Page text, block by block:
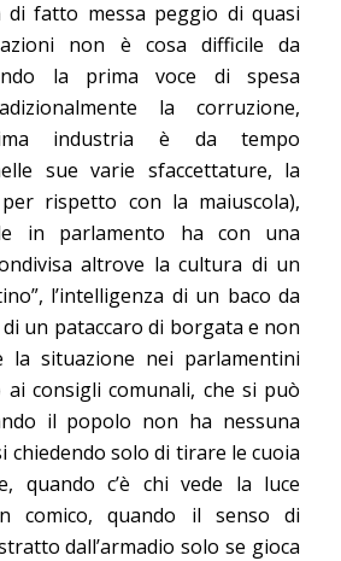
di fatto messa peggio di quasi
non è cosa difficile da
la prima voce di spesa
la corruzione,
industria è da tempo
sue varie sfaccettature, la
rispetto con la maiuscola),
in parlamento ha con una
altrove la cultura di un
l’intelligenza di un baco da
un pataccaro di borgata e non
la situazione nei parlamentini
consigli comunali, che si può
il popolo non ha nessuna
chiedendo solo di tirare le cuoia
quando c’è chi vede la luce
comico, quando il senso di
dall’armadio solo se gioca